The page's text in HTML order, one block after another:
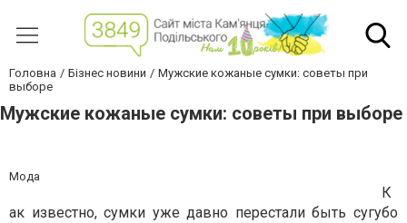
Головна Бізнес новини
Мужские кожаные сумки: советы при
выборе
Мужские кожаные сумки: советы при выборе
Мода
К
ак известно, сумки уже давно перестали быть сугубо